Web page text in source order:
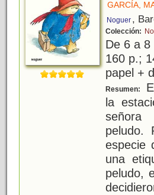
GARCÍA,
Noguer ,
Colección:
De 6 a
160 p.;
papel +
Resumen:
la
señora
peludo.
especie
una
peludo,